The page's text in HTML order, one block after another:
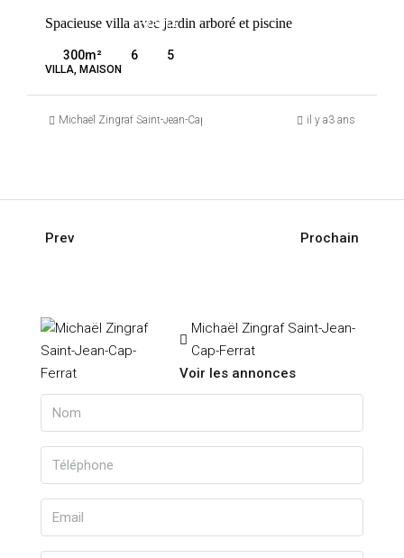
FRANCE
FERRAT
Spacieuse villa avec jardin arboré et piscine
300m² 6 5
VILLA, MAISON
Michaël Zingraf Saint-Jean-Cap-Ferrat il y a3 ans
Prev Prochain
Michaël Zingraf Saint-Jean-
Cap-Ferrat
Voir les annonces